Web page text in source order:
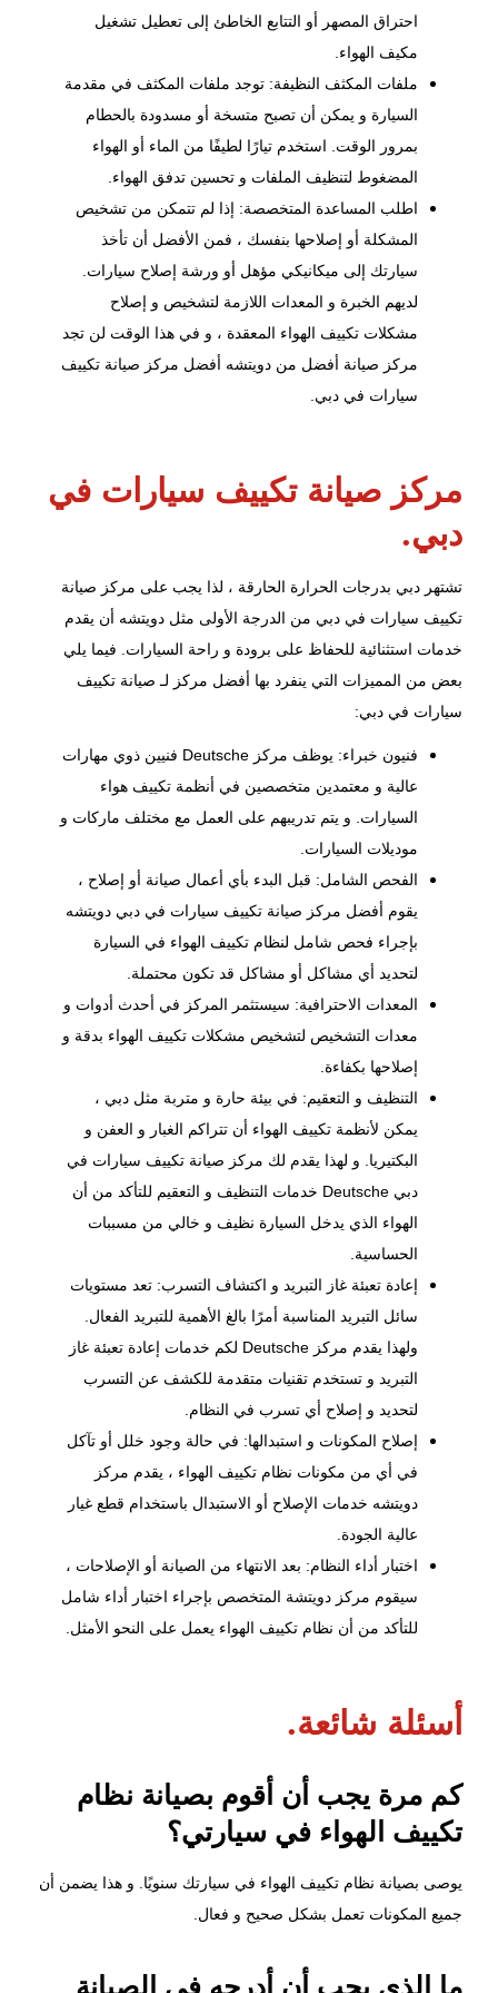
احتراق المصهر أو التتابع الخاطئ إلى تعطيل تشغيل
مكيف الهواء.
ملفات المكثف النظيفة: توجد ملفات المكثف في مقدمة
السيارة و يمكن أن تصبح متسخة أو مسدودة بالحطام
بمرور الوقت. استخدم تيارًا لطيفًا من الماء أو الهواء
المضغوط لتنظيف الملفات و تحسين تدفق الهواء.
اطلب المساعدة المتخصصة: إذا لم تتمكن من تشخيص
المشكلة أو إصلاحها بنفسك ، فمن الأفضل أن تأخذ
سيارتك إلى ميكانيكي مؤهل أو ورشة إصلاح سيارات.
لديهم الخبرة و المعدات اللازمة لتشخيص و إصلاح
مشكلات تكييف الهواء المعقدة ، و في هذا الوقت لن تجد
مركز صيانة أفضل من دويتشه أفضل مركز صيانة تكييف
سيارات في دبي.
مركز صيانة تكييف سيارات في
دبي.
تشتهر دبي بدرجات الحرارة الحارقة ، لذا يجب على مركز صيانة
تكييف سيارات في دبي من الدرجة الأولى مثل دويتشه أن يقدم
خدمات استثنائية للحفاظ على برودة و راحة السيارات. فيما يلي
بعض من المميزات التي ينفرد بها أفضل مركز لـ صيانة تكييف
سيارات في دبي:
فنيون خبراء: يوظف مركز Deutsche فنيين ذوي مهارات
عالية و معتمدين متخصصين في أنظمة تكييف هواء
السيارات. و يتم تدريبهم على العمل مع مختلف ماركات و
موديلات السيارات.
الفحص الشامل: قبل البدء بأي أعمال صيانة أو إصلاح ،
يقوم أفضل مركز صيانة تكييف سيارات في دبي دويتشه
بإجراء فحص شامل لنظام تكييف الهواء في السيارة
لتحديد أي مشاكل أو مشاكل قد تكون محتملة.
المعدات الاحترافية: سيستثمر المركز في أحدث أدوات و
معدات التشخيص لتشخيص مشكلات تكييف الهواء بدقة و
إصلاحها بكفاءة.
التنظيف و التعقيم: في بيئة حارة و متربة مثل دبي ،
يمكن لأنظمة تكييف الهواء أن تتراكم الغبار و العفن و
البكتيريا. و لهذا يقدم لك مركز صيانة تكييف سيارات في
دبي Deutsche خدمات التنظيف و التعقيم للتأكد من أن
الهواء الذي يدخل السيارة نظيف و خالي من مسببات
الحساسية.
إعادة تعبئة غاز التبريد و اكتشاف التسرب: تعد مستويات
سائل التبريد المناسبة أمرًا بالغ الأهمية للتبريد الفعال.
ولهذا يقدم مركز Deutsche لكم خدمات إعادة تعبئة غاز
التبريد و تستخدم تقنيات متقدمة للكشف عن التسرب
لتحديد و إصلاح أي تسرب في النظام.
إصلاح المكونات و استبدالها: في حالة وجود خلل أو تآكل
في أي من مكونات نظام تكييف الهواء ، يقدم مركز
دويتشه خدمات الإصلاح أو الاستبدال باستخدام قطع غيار
عالية الجودة.
اختبار أداء النظام: بعد الانتهاء من الصيانة أو الإصلاحات ،
سيقوم مركز دويتشة المتخصص بإجراء اختبار أداء شامل
للتأكد من أن نظام تكييف الهواء يعمل على النحو الأمثل.
أسئلة شائعة.
كم مرة يجب أن أقوم بصيانة نظام
تكييف الهواء في سيارتي؟
يوصى بصيانة نظام تكييف الهواء في سيارتك سنويًا. و هذا يضمن أن
جميع المكونات تعمل بشكل صحيح و فعال.
ما الذي يجب أن أدرجه في الصيانة